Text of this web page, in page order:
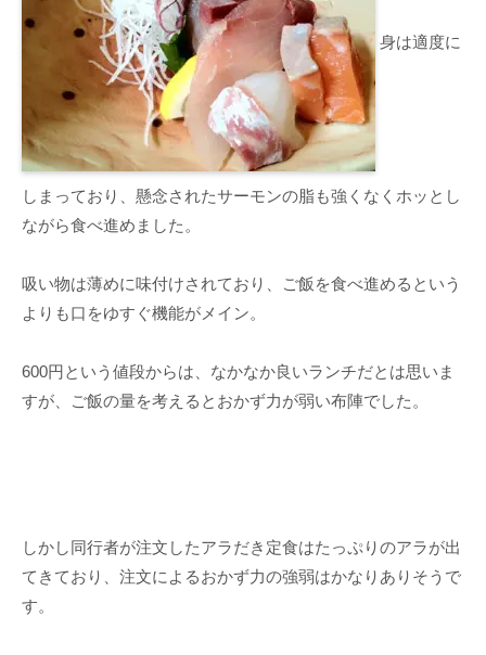
身は適度に
しまっており、懸念されたサーモンの脂も強くなくホッとし
ながら食べ進めました。
吸い物は薄めに味付けされており、ご飯を食べ進めるという
よりも口をゆすぐ機能がメイン。
600円という値段からは、なかなか良いランチだとは思いま
すが、ご飯の量を考えるとおかず力が弱い布陣でした。
しかし同行者が注文したアラだき定食はたっぷりのアラが出
てきており、注文によるおかず力の強弱はかなりありそうで
す。